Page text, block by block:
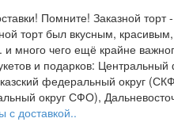
Помните! Заказной торт
торт был вкусным,
и много чего ещё крайне
и подарков:
федеральный округ
округ СФО),
с доставкой..